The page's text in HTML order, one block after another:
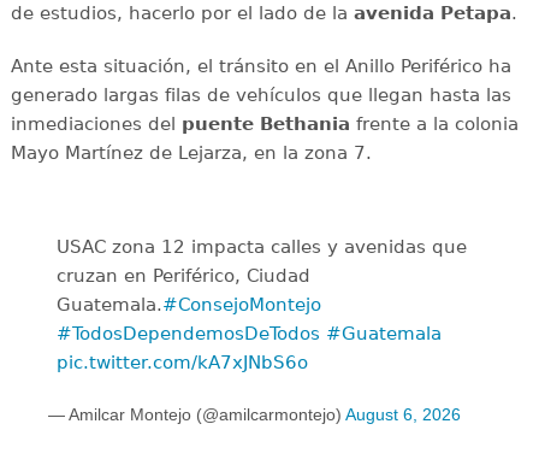
de estudios, hacerlo por el lado de la avenida Petapa.
Ante esta situación, el tránsito en el Anillo Periférico ha
generado largas filas de vehículos que llegan hasta las
inmediaciones del puente Bethania frente a la colonia
Mayo Martínez de Lejarza, en la zona 7.
USAC zona 12 impacta calles y avenidas que
cruzan en Periférico, Ciudad
Guatemala.#ConsejoMontejo
#TodosDependemosDeTodos #Guatemala
pic.twitter.com/kA7xJNbS6o
— Amilcar Montejo (@amilcarmontejo) August 6, 2026